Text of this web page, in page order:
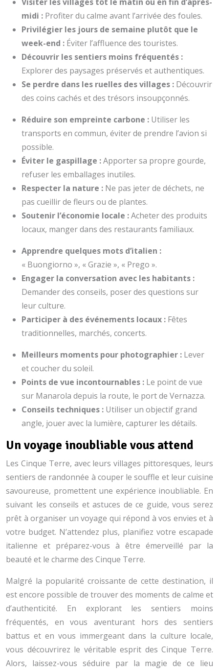
midi : Profiter du calme avant l’arrivée des foules.
Privilégier les jours de semaine plutôt que le
week-end : Éviter l’affluence des touristes.
Découvrir les sentiers moins fréquentés :
Explorer des paysages préservés et authentiques.
Se perdre dans les ruelles des villages : Découvrir
des coins cachés et des trésors insoupçonnés.
Réduire son empreinte carbone : Utiliser les
transports en commun, éviter de prendre l’avion si
possible.
Éviter le gaspillage :Apporter sa propre gourde,
refuser les emballages inutiles.
Respecter la nature : Ne pas jeter de déchets, ne
pas cueillir de fleurs ou de plantes.
Soutenir l’économie locale :Acheter des produits
locaux, manger dans des restaurants familiaux.
Apprendre quelques mots d’italien :
« Buongiorno », « Grazie », « Prego ».
Engager la conversation avec les habitants :
Demander des conseils, poser des questions sur
leur culture.
Participer à des événements locaux : Fêtes
traditionnelles, marchés, concerts.
Meilleurs moments pour photographier : Lever
et coucher du soleil.
Points de vue incontournables : Le point de vue
sur Manarola depuis la route, le port de Vernazza.
Conseils techniques : Utiliser un objectif grand
angle, jouer avec la lumière, capturer les détails.
Un voyage inoubliable vous attend
Les Cinque Terre, avec leurs villages pittoresques, leurs
sentiers de randonnée à couper le souffle et leur cuisine
savoureuse, promettent une expérience inoubliable. En
suivant les conseils et astuces de ce guide, vous serez
prêt à organiser un voyage qui répond à vos envies et à
votre budget. N’attendez plus, planifiez votre escapade
italienne et préparez-vous à être émerveillé par la
beauté et le charme des Cinque Terre.
Malgré la popularité croissante de cette destination, il
est encore possible de trouver des moments de calme et
d’authenticité. En explorant les sentiers moins
fréquentés, en vous aventurant hors des sentiers
battus et en vous immergeant dans la culture locale,
vous découvrirez le véritable esprit des Cinque Terre.
Alors, laissez-vous séduire par la magie de ce lieu